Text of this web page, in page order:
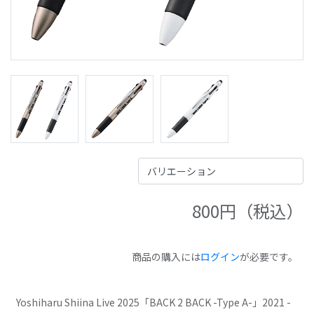
800円（税込）
商品の購入にはログインが必要です。
Yoshiharu Shiina Live 2025「BACK 2 BACK -Type A-」2021 -